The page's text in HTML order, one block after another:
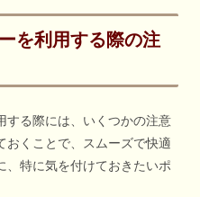
を利用する際の注
する際には、いくつかの注意
おくことで、スムーズで快適
、特に気を付けておきたいポ